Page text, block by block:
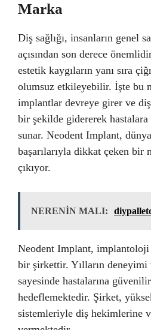
Marka
Diş sağlığı, insanların genel
açısından son derece
estetik kaygıların yanı sıra
olumsuz etkileyebilir. İşte bu
implantlar devreye girer ve
bir şekilde gidererek
sunar. Neodent Implant,
başarılarıyla dikkat çeken bir
çıkıyor.
NERENİN MALI:
Neodent Implant, implantoloji
bir şirkettir. Yılların deneyimi
sayesinde hastalarına
hedeflemektedir. Şirket,
sistemleriyle diş hekimlerine